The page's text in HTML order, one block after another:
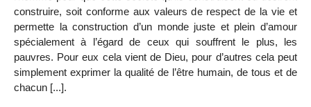
construire, soit conforme aux valeurs de respect de la vie et
permette la construction d’un monde juste et plein d’amour
spécialement à l’égard de ceux qui souffrent le plus, les
pauvres. Pour eux cela vient de Dieu, pour d’autres cela peut
simplement exprimer la qualité de l’être humain, de tous et de
chacun [...].